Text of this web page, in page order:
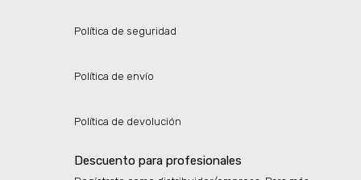
Política de seguridad
Política de envío
Política de devolución
Descuento para profesionales